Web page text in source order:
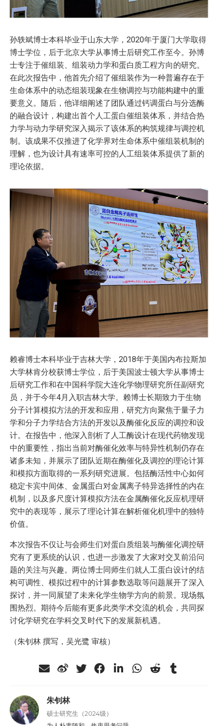
孙轶斌博士本科毕业于山东大学，2020年于厦门大学取得
博士学位，后于北京大学从事博士后研究工作至今。孙博
士专注于催组装、组装动力学和蛋白质工程方向的研究。
在此次报告中，他首先介绍了催组装作为一种普遍存在于
生命体系中的动态组装现象在生物调控与功能构建中的重
要意义。随后，他详细阐述了团队通过钙调蛋白与分选酶
的融合设计，构建出首个人工蛋白催组装体系，并结合热
力学与动力学研究深入揭示了该体系的构筑规律与调控机
制。该成果不仅推进了化学界对生命体系中催组装机制的
理解，也为设计具有速率可控的人工组装体系提供了新的
理论依据。
赖睿博士本科毕业于吉林大学，2018年于美国内布拉斯加
大学林肯分校获博士学位，后于美国波士顿大学从事博士
后研究工作和在中国科学院大连化学物理研究所任副研究
员，并于今年4月入职吉林大学。赖博士长期致力于生物
分子计算模拟方法的开发和应用，研究方向聚焦于量子力
学和分子力学结合方法的开发以及酶催化反应的调控和设
计。在报告中，他深入剖析了人工酶设计在现代药物发现
中的重要性，指出当前对酶催化效率与特异性机制仍存在
诸多未知，并展示了团队近期在酶催化及调控的理论计算
和模拟方面取得的一系列研究进展。包括酶活性中心如何
稳定卡宾中间体、金属蛋白对金属离子特异选择性的内在
机制，以及多尺度计算模拟方法在金属酶催化反应机理研
究中的表现等，展示了理论计算在解析催化机理中的独特
价值。
本次报告不仅让与会师生们对蛋白质组装与酶催化调控研
究有了更系统的认识，也进一步激发了大家对交叉前沿问
题的关注与兴趣。两位博士同师生们就人工蛋白设计的结
构可调性、模拟过程中的计算参数选取等问题展开了深入
探讨，并一同展望了未来化学生物学方向的前景。现场氛
围热烈。期待今后能有更多此类学术交流的机会，共同探
讨化学研究在学科交叉时代下的发展新机遇。
（朱钊林 撰写，吴光鹭 审核）
朱钊林
硕士研究生（2024级）